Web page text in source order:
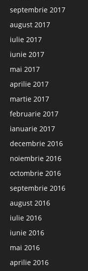
septembrie 2017
august 2017
iulie 2017
iunie 2017
mai 2017
aprilie 2017
martie 2017
februarie 2017
ianuarie 2017
decembrie 2016
noiembrie 2016
octombrie 2016
septembrie 2016
august 2016
iulie 2016
iunie 2016
mai 2016
aprilie 2016